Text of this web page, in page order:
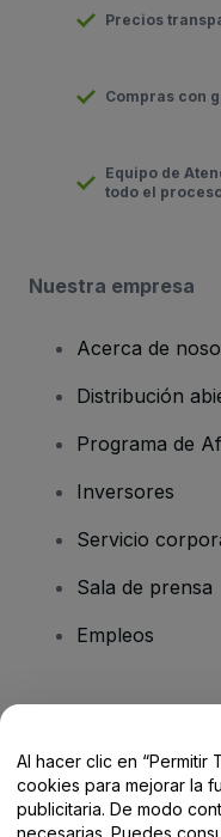
Precios
Compras con
Equipo de
todo el
Nuestra empresa
Acerca de
Distribución
Programa de
Inversores
Servicio
Sala de prensa
Empleos
Centro de
Al hacer clic en “Permitir
cookies para mejorar la
publicitaria. De modo
necesarias. Puedes